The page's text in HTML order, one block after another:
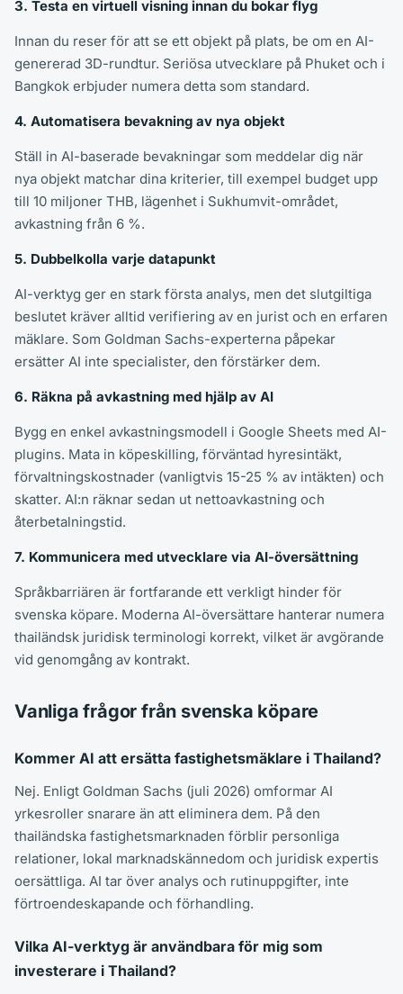
3. Testa en virtuell visning innan du bokar flyg
Innan du reser för att se ett objekt på plats, be om en AI-
genererad 3D-rundtur. Seriösa utvecklare på Phuket och i
Bangkok erbjuder numera detta som standard.
4. Automatisera bevakning av nya objekt
Ställ in AI-baserade bevakningar som meddelar dig när
nya objekt matchar dina kriterier, till exempel budget upp
till 10 miljoner THB, lägenhet i Sukhumvit-området,
avkastning från 6 %.
5. Dubbelkolla varje datapunkt
AI-verktyg ger en stark första analys, men det slutgiltiga
beslutet kräver alltid verifiering av en jurist och en erfaren
mäklare. Som Goldman Sachs-experterna påpekar
ersätter AI inte specialister, den förstärker dem.
6. Räkna på avkastning med hjälp av AI
Bygg en enkel avkastningsmodell i Google Sheets med AI-
plugins. Mata in köpeskilling, förväntad hyresintäkt,
förvaltningskostnader (vanligtvis 15-25 % av intäkten) och
skatter. AI:n räknar sedan ut nettoavkastning och
återbetalningstid.
7. Kommunicera med utvecklare via AI-översättning
Språkbarriären är fortfarande ett verkligt hinder för
svenska köpare. Moderna AI-översättare hanterar numera
thailändsk juridisk terminologi korrekt, vilket är avgörande
vid genomgång av kontrakt.
Vanliga frågor från svenska köpare
Kommer AI att ersätta fastighetsmäklare i Thailand?
Nej. Enligt Goldman Sachs (juli 2026) omformar AI
yrkesroller snarare än att eliminera dem. På den
thailändska fastighetsmarknaden förblir personliga
relationer, lokal marknadskännedom och juridisk expertis
oersättliga. AI tar över analys och rutinuppgifter, inte
förtroendeskapande och förhandling.
Vilka AI-verktyg är användbara för mig som
investerare i Thailand?